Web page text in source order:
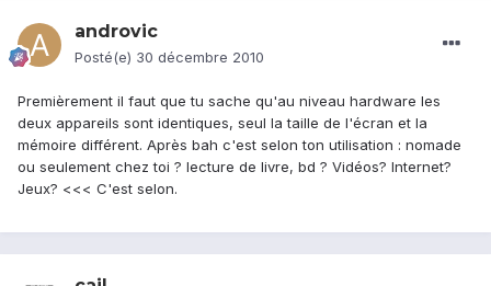
androvic
Posté(e) 30 décembre 2010
Premièrement il faut que tu sache qu'au niveau hardware les
deux appareils sont identiques, seul la taille de l'écran et la
mémoire différent. Après bah c'est selon ton utilisation : nomade
ou seulement chez toi ? lecture de livre, bd ? Vidéos? Internet?
Jeux? <<< C'est selon.